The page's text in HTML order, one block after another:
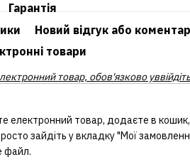
Гарантія
Новий відгук або коментар
товари
товар, обов'язково
електронний товар, додаєте в
зайдіть у вкладку "Мої
файл.